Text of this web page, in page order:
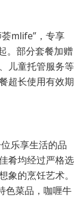
mlife”，专享
。部分套餐加赠
儿童托管服务等
超长使用有效期
乐享生活的品
肴均经过严格选
的烹饪艺术。
色菜品，咖喱牛